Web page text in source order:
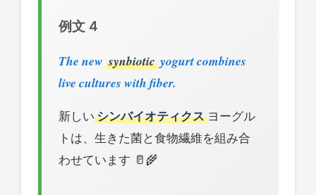
例文 4
The new synbiotic yogurt combines
live cultures with fiber.
新しい シンバイオティクスヨーグル
トは、生きた菌と食物繊維を組み合
わせています 🥛🌾